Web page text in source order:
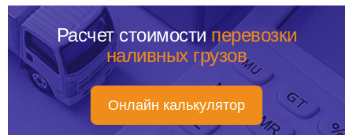
Расчет стоимости перевозки
наливных грузов
Онлайн калькулятор